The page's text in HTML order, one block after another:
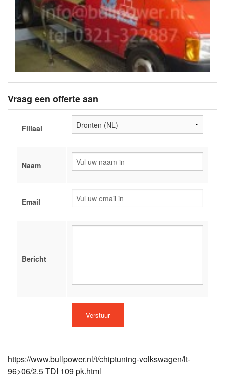
Vraag een offerte aan
Filiaal
Naam
Email
Bericht
https://www.bullpower.nl/t/chiptuning-volkswagen/lt-
96>06/2.5 TDI 109 pk.html